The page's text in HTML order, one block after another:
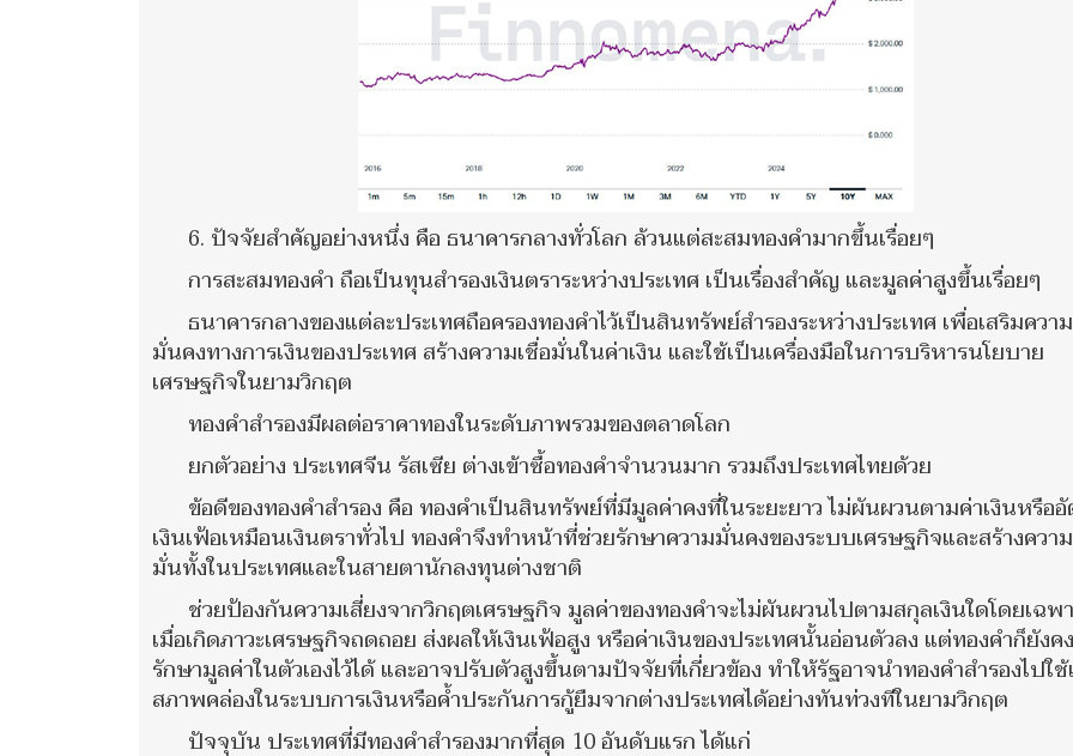
6. ปัจจัยสำคัญอย่างหนึ่ง คือ ธนาคารกลางทั่วโลก ล้วนแต่สะสมทองคำมากขึ้นเรื่อยๆ
การสะสมทองคำ ถือเป็นทุนสำรองเงินตราระหว่างประเทศ เป็นเรื่องสำคัญ และมูลค่าสูงขึ้นเรื่อยๆ
ธนาคารกลางของแต่ละประเทศถือครองทองคำไว้เป็นสินทรัพย์สำรองระหว่างประเทศ เพื่อเสริมความ
มั่นคงทางการเงินของประเทศ สร้างความเชื่อมั่นในค่าเงิน และใช้เป็นเครื่องมือในการบริหารนโยบาย
เศรษฐกิจในยามวิกฤต
ทองคำสำรองมีผลต่อราคาทองในระดับภาพรวมของตลาดโลก
ยกตัวอย่าง ประเทศจีน รัสเซีย ต่างเข้าซื้อทองคำจำนวนมาก รวมถึงประเทศไทยด้วย
ข้อดีของทองคำสำรอง คือ ทองคำเป็นสินทรัพย์ที่มีมูลค่าคงที่ในระยะยาว ไม่ผันผวนตามค่าเงินหรืออั
เงินเฟ้อเหมือนเงินตราทั่วไป ทองคำจึงทำหน้าที่ช่วยรักษาความมั่นคงของระบบเศรษฐกิจและสร้างควา
มั่นทั้งในประเทศและในสายตานักลงทุนต่างชาติ
ช่วยป้องกันความเสี่ยงจากวิกฤตเศรษฐกิจ มูลค่าของทองคำจะไม่ผันผวนไปตามสกุลเงินใดโดยเฉพ
เมื่อเกิดภาวะเศรษฐกิจถดถอย ส่งผลให้เงินเฟ้อสูง หรือค่าเงินของประเทศนั้นอ่อนตัวลง แต่ทองคำก็ยังคง
รักษามูลค่าในตัวเองไว้ได้ และอาจปรับตัวสูงขึ้นตามปัจจัยที่เกี่ยวข้อง ทำให้รัฐอาจนำทองคำสำรองไปใช้
สภาพคล่องในระบบการเงินหรือค้ำประกันการกู้ยืมจากต่างประเทศได้อย่างทันท่วงทีในยามวิกฤต
ปัจจุบัน ประเทศที่มีทองคําสํารองมากที่สุด 10 อันดับแรก ได้แก่